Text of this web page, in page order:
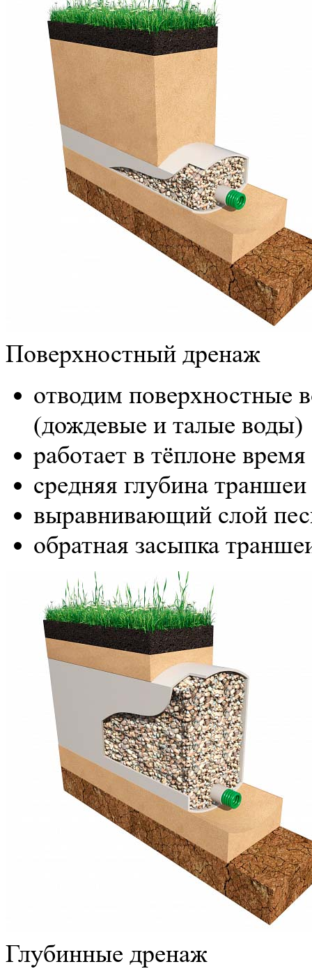
Поверхностный дренаж
отводим поверхностные
(дождевые и талые воды)
работает в тёплоне время
средняя глубина
выравнивающий слой
обратная засыпка
Глубинные дренаж